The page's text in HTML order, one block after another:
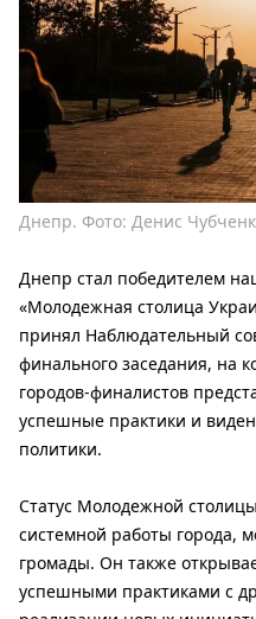
Днепр. Фото: Денис
Днепр стал победителем
«Молодежная столица
принял Наблюдательный
финального заседания, на
городов-финалистов
успешные практики и
политики.
Статус Молодежной
системной работы города,
громады. Он также
успешными практиками с